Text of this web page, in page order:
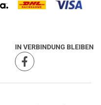
IN VERBINDUNG BLEIBEN